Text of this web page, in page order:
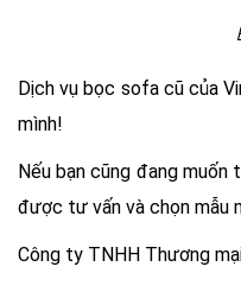
Dịch vụ bọc sofa cũ của
mình!
Nếu bạn cũng đang
được tư vấn và chọn mẫu
Công ty TNHH Thương